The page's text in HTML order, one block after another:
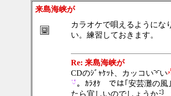
来島海
カラオケで唄えるようにな
い。練習しておきます。
Re: 来
CDのｼﾞｬｹｯﾄ、カッコい
い
。ｶﾗｵｹ では｢安芸灘の風
たら宜しいのでしょうか